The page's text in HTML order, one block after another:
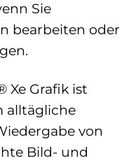
Sie
bearbeiten oder
Xe Grafik ist
alltägliche
von
Bild- und